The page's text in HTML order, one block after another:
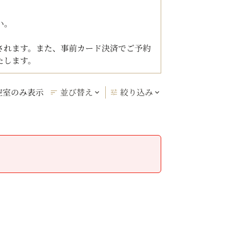
れます。また、事前カード決済でご予約
ます。
室のみ表示 並び替え 絞り込み